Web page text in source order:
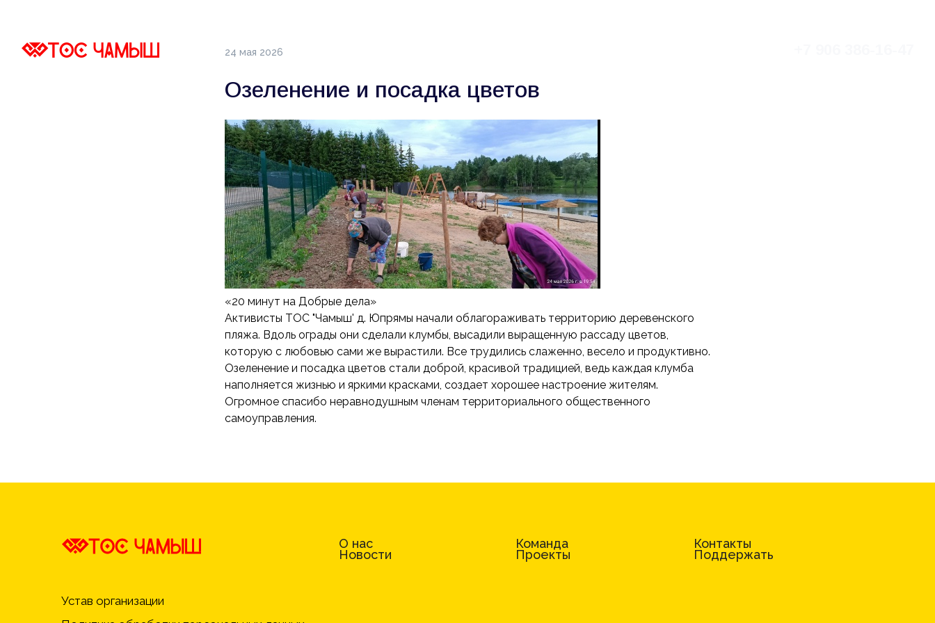
24 мая 2026
Озеленение и посадка цветов
«20 минут на Добрые дела»
Активисты ТОС "Чамыш' д. Юпрямы начали облагораживать территорию деревенского
пляжа. Вдоль ограды они сделали клумбы, высадили выращенную рассаду цветов,
которую с любовью сами же вырастили. Все трудились слаженно, весело и продуктивно.
Озеленение и посадка цветов стали доброй, красивой традицией, ведь каждая клумба
наполняется жизнью и яркими красками, создает хорошее настроение жителям.
Огромное спасибо неравнодушным членам территориального общественного
самоуправления.
О нас
Новости
Команда
Проекты
Контакты
Поддержать
Устав организации